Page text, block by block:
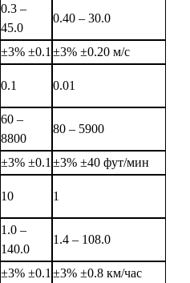
0.3 –
45.0
0.40 – 30.0
±3% ±0.1 ±3% ±0.20 м/с
0.1 0.01
60 –
8800
80 – 5900
±3% ±0.1 ±3% ±40 фут/мин
10 1
1.0 –
140.0
1.4 – 108.0
±3% ±0.1 ±3% ±0.8 км/час